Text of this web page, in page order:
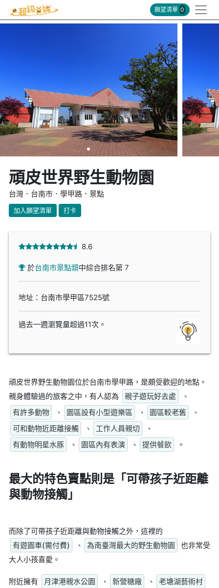
願望清單 0
頑皮世界野生動物園
台灣．台南市．學甲路．景點
加入願望清單 打卡
8.6
於台南市景點類中綜合排名第 7
地址：台南市學甲區7525號
過去一週瀏覽量超過11次。
頑皮世界野生動物園位於台南市學甲路，是頗受歡迎的地點。
親身體驗過的旅客之中，有人認為
親子遊玩好去處
、
有許多動物
、 園區設有小型遊樂區 、 園區較老舊
、
可和動物近距離接觸
、 工作人員親切
、
有動物明星水豚
、 園區內有表演 、 提供餐飲 。
最大的特色賣點則是「可帶孩子近距離
與動物接觸」
而除了可帶孩子近距離與動物接觸之外，這裡的
有遊園車(需付費)
、 為南臺灣最大的野生動物園
也非常受
大人小孩喜愛。
附近擁有 月津港親水公園 、 新營糖廠 、
老塘湖藝術村